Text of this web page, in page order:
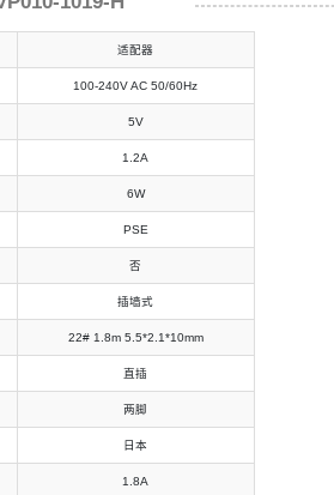
适配器
100-240V AC 50/60Hz
5V
1.2A
6W
PSE
否
插墙式
22# 1.8m 5.5*2.1*10mm
直插
两脚
日本
1.8A